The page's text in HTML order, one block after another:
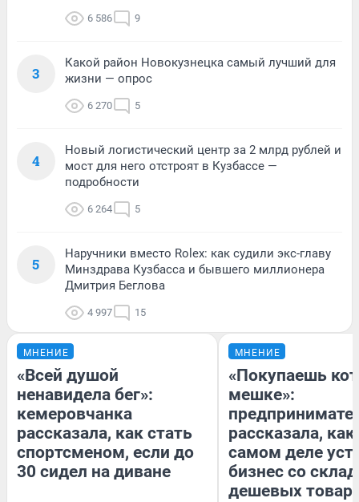
6 586 9
3
Какой район Новокузнецка самый лучший для
жизни — опрос
6 270 5
4
Новый логистический центр за 2 млрд рублей и
мост для него отстроят в Кузбассе —
подробности
6 264 5
5
Наручники вместо Rolex: как судили экс-главу
Минздрава Кузбасса и бывшего миллионера
Дмитрия Беглова
4 997 15
МНЕНИЕ
«Всей душой
ненавидела бег»:
кемеровчанка
рассказала, как стать
спортсменом, если до
30 сидел на диване
МНЕНИЕ
«Покупаешь
мешке»:
рассказала, как
самом деле
бизнес со
дешевых